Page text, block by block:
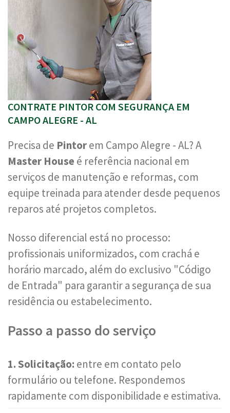
CONTRATE PINTOR COM SEGURANÇA EM
CAMPO ALEGRE - AL
Precisa de Pintorem Campo Alegre - AL? A
Master House é referência nacional em
serviços de manutenção e reformas, com
equipe treinada para atender desde pequenos
reparos até projetos completos.
Nosso diferencial está no processo:
profissionais uniformizados, com crachá e
horário marcado, além do exclusivo "Código
de Entrada" para garantir a segurança de sua
residência ou estabelecimento.
Passo a passo do serviço
1. Solicitação: entre em contato pelo
formulário ou telefone. Respondemos
rapidamente com disponibilidade e estimativa.